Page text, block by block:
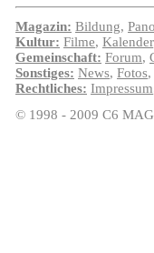
Magazin: Bildung,
Kultur: Filme, Kalender
Gemeinschaft: Forum,
Sonstiges: News, Fotos,
Rechtliches: Impressum
© 1998 - 2009 C6